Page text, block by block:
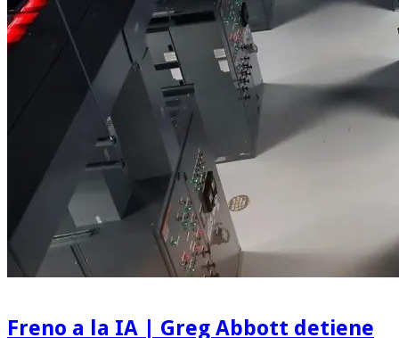
Freno a la IA | Greg Abbott detiene